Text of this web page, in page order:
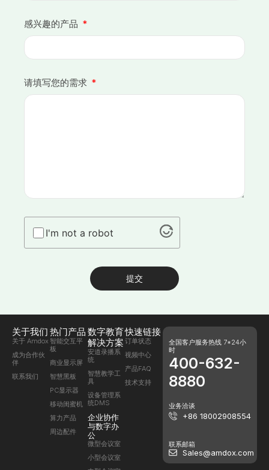
感兴趣的产品
请填写您的需求
I'm not a robot
提交
关于我们
关于 Amdox
成为合作伙
伴
联系我们
热门产品
智能交互平
板
商业显示屏
智慧黑板
PC显示器
移动闺蜜机
算力产品
周边配件
数字教育
解决方案
安道录播系
统
智慧教学工
具
设备管理系
统DMS
企业协作
与数字办
公
微型会议室
小型会议室
快速链接
订单状态
视频中心
产品FAQ
技术支持
全国客户服务热线 7*24小
时
400-632-
8880
业务洽谈
+86 18002908554
联系邮箱
Sales@amdox.com